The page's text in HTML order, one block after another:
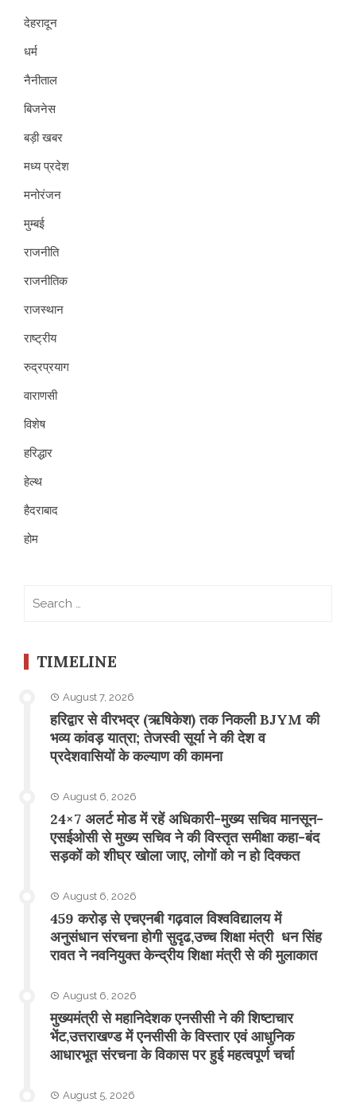
देहरादून
धर्म
नैनीताल
बिजनेस
बड़ी खबर
मध्य प्रदेश
मनोरंजन
मुम्बई
राजनीति
राजनीतिक
राजस्थान
राष्ट्रीय
रुद्रप्रयाग
वाराणसी
विशेष
हरिद्धार
हेल्थ
हैदराबाद
होम
TIMELINE
August 7, 2026
​हरिद्वार से वीरभद्र (ऋषिकेश) तक निकली BJYM की
भव्य कांवड़ यात्रा; तेजस्वी सूर्या ने की देश व
प्रदेशवासियों के कल्याण की कामना
August 6, 2026
24×7 अलर्ट मोड में रहें अधिकारी-मुख्य सचिव मानसून-
एसईओसी से मुख्य सचिव ने की विस्तृत समीक्षा कहा-बंद
सड़कों को शीघ्र खोला जाए, लोगों को न हो दिक्कत
August 6, 2026
459 करोड़ से एचएनबी गढ़वाल विश्वविद्यालय में
अनुसंधान संरचना होगी सुदृढ,उच्च शिक्षा मंत्री धन सिंह
रावत ने नवनियुक्त केन्द्रीय शिक्षा मंत्री से की मुलाकात
August 6, 2026
मुख्यमंत्री से महानिदेशक एनसीसी ने की शिष्टाचार
भेंट,उत्तराखण्ड में एनसीसी के विस्तार एवं आधुनिक
आधारभूत संरचना के विकास पर हुई महत्वपूर्ण चर्चा
August 5, 2026